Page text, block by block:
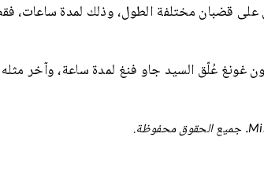
على قضبان مختلفة الطول، وذلك لمدة ساعات،
غونغ عُلّق السيد جاو فنغ لمدة ساعة، وآخر